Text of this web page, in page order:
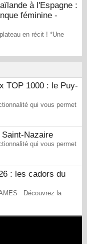
à l'Espagne :
féminine -
en récit ! *Une
TOP 1000 : le Puy-
qui vous permet
Nazaire
qui vous permet
: les cadors du
Découvrez la